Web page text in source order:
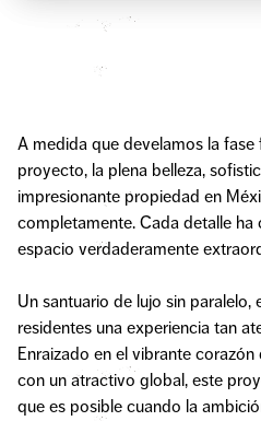
A medida que develamos la
proyecto, la plena belleza,
impresionante propiedad en
completamente. Cada detalle
espacio verdaderamente
Un santuario de lujo sin
residentes una experiencia tan
Enraizado en el vibrante
con un atractivo global, este
que es posible cuando la